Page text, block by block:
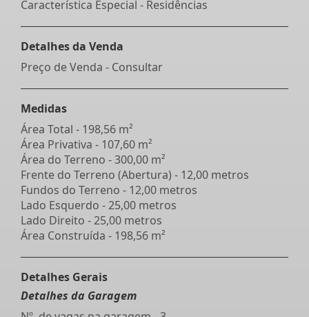
Característica Especial - Residências
Detalhes da Venda
Preço de Venda - Consultar
Medidas
Área Total - 198,56 m²
Área Privativa - 107,60 m²
Área do Terreno - 300,00 m²
Frente do Terreno (Abertura) - 12,00 metros
Fundos do Terreno - 12,00 metros
Lado Esquerdo - 25,00 metros
Lado Direito - 25,00 metros
Área Construída - 198,56 m²
Detalhes Gerais
Detalhes da Garagem